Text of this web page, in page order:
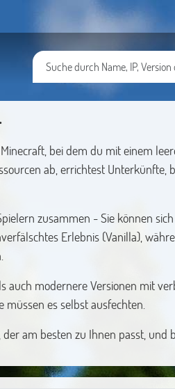
bei dem du mit einem
ab, errichtest Unterkünfte,
zusammen - Sie können
Erlebnis (Vanilla),
auch modernere Versionen mit
müssen es selbst ausfechten.
am besten zu Ihnen passt, und